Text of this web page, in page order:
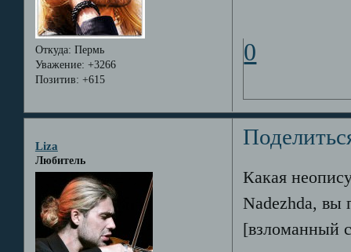
Откуда: Пермь
Уважение: +3266
Позитив: +615
0
Liza
Любитель
Какая
Nadezhda,